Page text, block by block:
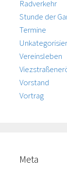
Radverkehr
Stunde der
Termine
Vereinsleben
Vorstand
Vortrag
Meta